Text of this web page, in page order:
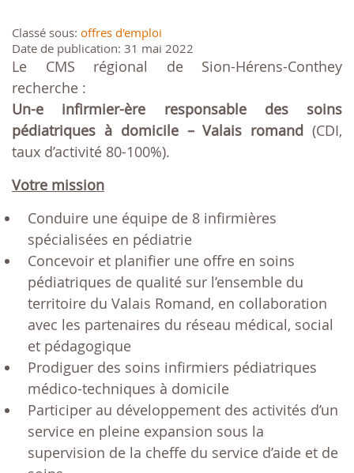
Classé sous: offres d'emploi
Date de publication: 31 mai 2022
Le CMS régional de Sion-Hérens-Conthey
recherche :
Un-e infirmier-ère responsable des soins
pédiatriques à domicile – Valais romand (CDI,
taux d’activité 80-100%).
Votre mission
Conduire une équipe de 8 infirmières
spécialisées en pédiatrie
Concevoir et planifier une offre en soins
pédiatriques de qualité sur l’ensemble du
territoire du Valais Romand, en collaboration
avec les partenaires du réseau médical, social
et pédagogique
Prodiguer des soins infirmiers pédiatriques
médico-techniques à domicile
Participer au développement des activités d’un
service en pleine expansion sous la
supervision de la cheffe du service d’aide et de